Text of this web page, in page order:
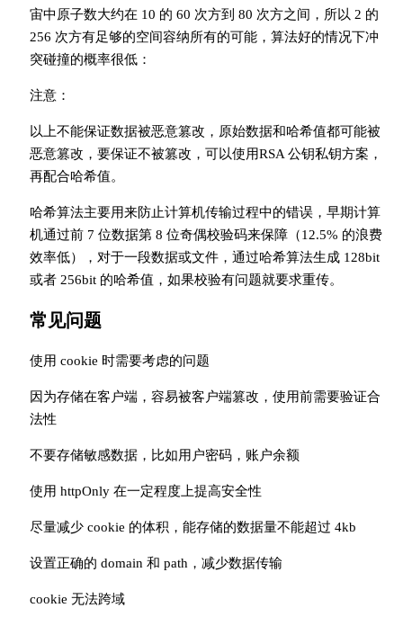
宙中原子数大约在 10 的 60 次方到 80 次方之间，所以 2 的
256 次方有足够的空间容纳所有的可能，算法好的情况下冲
突碰撞的概率很低：
注意：
以上不能保证数据被恶意篡改，原始数据和哈希值都可能被
恶意篡改，要保证不被篡改，可以使用RSA 公钥私钥方案，
再配合哈希值。
哈希算法主要用来防止计算机传输过程中的错误，早期计算
机通过前 7 位数据第 8 位奇偶校验码来保障（12.5% 的浪费
效率低），对于一段数据或文件，通过哈希算法生成 128bit
或者 256bit 的哈希值，如果校验有问题就要求重传。
常见问题
使用 cookie 时需要考虑的问题
因为存储在客户端，容易被客户端篡改，使用前需要验证合
法性
不要存储敏感数据，比如用户密码，账户余额
使用 httpOnly 在一定程度上提高安全性
尽量减少 cookie 的体积，能存储的数据量不能超过 4kb
设置正确的 domain 和 path，减少数据传输
cookie 无法跨域